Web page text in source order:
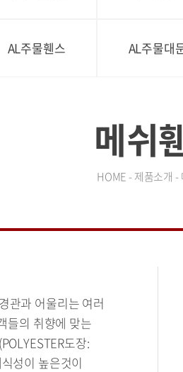
AL주물휀스 AL주물대
메쉬
HOME - 제품소개 -
관과 어울리는 여러
들의 취향에 맞는
도장:
성이 높은것이